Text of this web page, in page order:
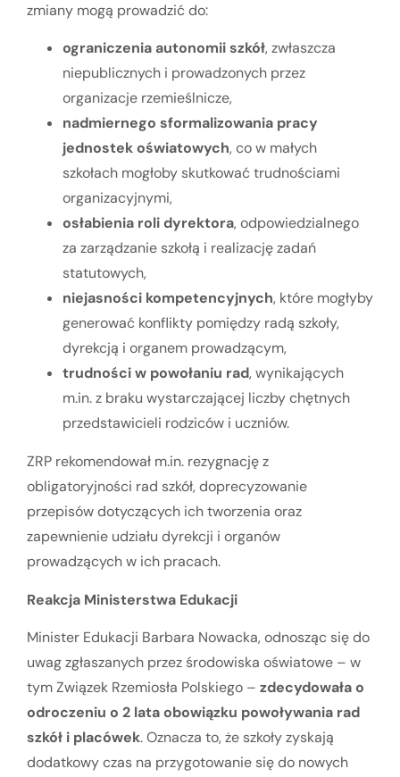
zmiany mogą prowadzić do:
ograniczenia autonomii szkół, zwłaszcza
niepublicznych i prowadzonych przez
organizacje rzemieślnicze,
nadmiernego sformalizowania pracy
jednostek oświatowych, co w małych
szkołach mogłoby skutkować trudnościami
organizacyjnymi,
osłabienia roli dyrektora, odpowiedzialnego
za zarządzanie szkołą i realizację zadań
statutowych,
niejasności kompetencyjnych, które mogłyby
generować konflikty pomiędzy radą szkoły,
dyrekcją i organem prowadzącym,
trudności w powołaniu rad, wynikających
m.in. z braku wystarczającej liczby chętnych
przedstawicieli rodziców i uczniów.
ZRP rekomendował m.in. rezygnację z
obligatoryjności rad szkół, doprecyzowanie
przepisów dotyczących ich tworzenia oraz
zapewnienie udziału dyrekcji i organów
prowadzących w ich pracach.
Reakcja Ministerstwa Edukacji
Minister Edukacji Barbara Nowacka, odnosząc się do
uwag zgłaszanych przez środowiska oświatowe – w
tym Związek Rzemiosła Polskiego – zdecydowała o
odroczeniu o 2 lata obowiązku powoływania rad
szkół i placówek. Oznacza to, że szkoły zyskają
dodatkowy czas na przygotowanie się do nowych